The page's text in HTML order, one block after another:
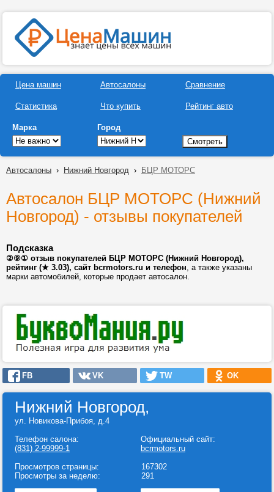
Цена машин
Статистика
Автосалоны
Что купить
Сравнение
Рейтинг авто
Марка Город
Автосалоны › Нижний Новгород › БЦР МОТОРС
Автосалон БЦР МОТОРС (Нижний
Новгород) - отзывы покупателей
Подсказка
②⑨① отзыв покупателей БЦР МОТОРС (Нижний Новгород),
рейтинг (★ 3.03), сайт bcrmotors.ru и телефон, а также указаны
марки автомобилей, которые продает автосалон.
FB VK TW OK
Нижний Новгород,
ул. Новикова-Прибоя, д.4
Телефон салона:
(831) 2-99999-1
Официальный сайт:
bcrmotors.ru
Просмотров страницы:
Просмотры за неделю:
167302
291